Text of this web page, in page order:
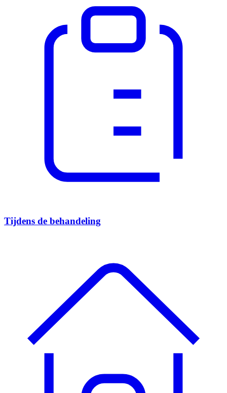
Tijdens de behandeling